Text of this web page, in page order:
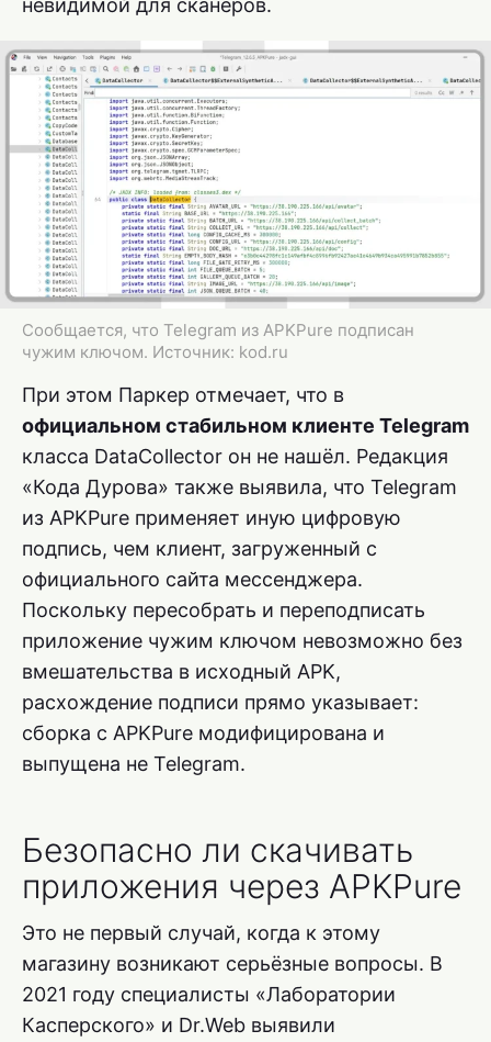
Сообщается, что Telegram из APKPure подписан
чужим ключом. Источник: kod.ru
При этом Паркер отмечает, что в
официальном стабильном клиенте Telegram
класса DataCollector он не нашёл. Редакция
«Кода Дурова» также выявила, что Telegram
из APKPure применяет иную цифровую
подпись, чем клиент, загруженный с
официального сайта мессенджера.
Поскольку пересобрать и переподписать
приложение чужим ключом невозможно без
вмешательства в исходный APK,
расхождение подписи прямо указывает:
сборка с APKPure модифицирована и
выпущена не Telegram.
Безопасно ли скачивать
приложения через APKPure
Это не первый случай, когда к этому
магазину возникают серьёзные вопросы. В
2021 году специалисты «Лаборатории
Касперского» и Dr.Web выявили